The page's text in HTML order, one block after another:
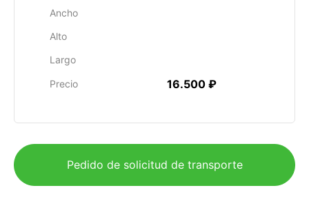
Ancho
Alto
Largo
Precio 16.500 ₽
Pedido de solicitud de transporte